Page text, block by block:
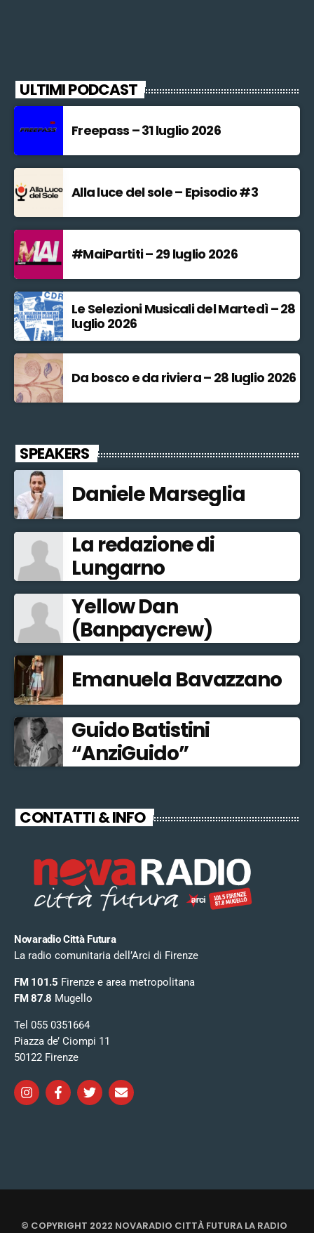
ULTIMI PODCAST
Freepass – 31 luglio 2026
Alla luce del sole – Episodio #3
#MaiPartiti – 29 luglio 2026
Le Selezioni Musicali del Martedì – 28
luglio 2026
Da bosco e da riviera – 28 luglio 2026
SPEAKERS
Daniele Marseglia
La redazione di
Lungarno
Yellow Dan
(Banpaycrew)
Emanuela Bavazzano
Guido Batistini
“AnziGuido”
CONTATTI & INFO
Novaradio Città Futura
La radio comunitaria dell’Arci di Firenze
FM 101.5 Firenze e area metropolitana
FM 87.8 Mugello
Tel 055 0351664
Piazza de’ Ciompi 11
50122 Firenze
© COPYRIGHT 2022 NOVARADIO CITTÀ FUTURA LA RADIO